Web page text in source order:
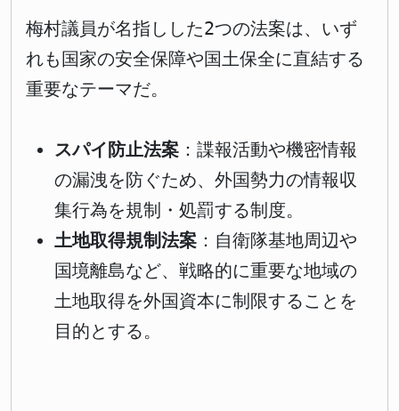
梅村議員が名指しした2つの法案は、いず
れも国家の安全保障や国土保全に直結する
重要なテーマだ。
スパイ防止法案 ：諜報活動や機密情報
の漏洩を防ぐため、外国勢力の情報収
集行為を規制・処罰する制度。
土地取得規制法案 ：自衛隊基地周辺や
国境離島など、戦略的に重要な地域の
土地取得を外国資本に制限することを
目的とする。